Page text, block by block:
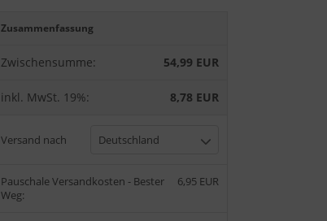
Zusammenfassung
Zwischensumme: 54,99 EUR
inkl. MwSt. 19%: 8,78 EUR
Versand nach Deutschland
Pauschale Versandkosten - Bester
Weg:
6,95 EUR